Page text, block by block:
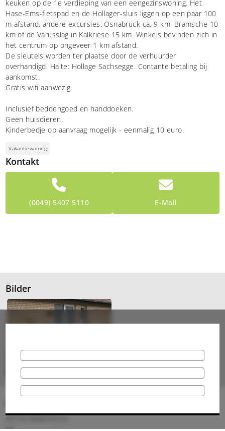
keuken op de 1e verdieping van een eengezinswoning. Het
Hase-Ems-fietspad en de Hollager-sluis liggen op een paar 100
m afstand, andere excursies: Osnabrück ca. 9 km, Bramsche 10
km of de Varusslag in Kalkriese 15 km. Winkels bevinden zich in
het centrum op ongeveer 1 km afstand.
De sleutels worden ter plaatse door de verhuurder
overhandigd. Halte: Hollage Sachsegge. Contante betaling bij
aankomst.
Gratis wifi aanwezig.
Inclusief beddengoed en handdoeken.
Geen huisdieren.
Kinderbedje op aanvraag mogelijk - eenmalig 10 euro.
Vakantiewoning
Kontakt
(0049) 5407 5110 E-Mail
Bilder
49134 Wallenhorst
DE